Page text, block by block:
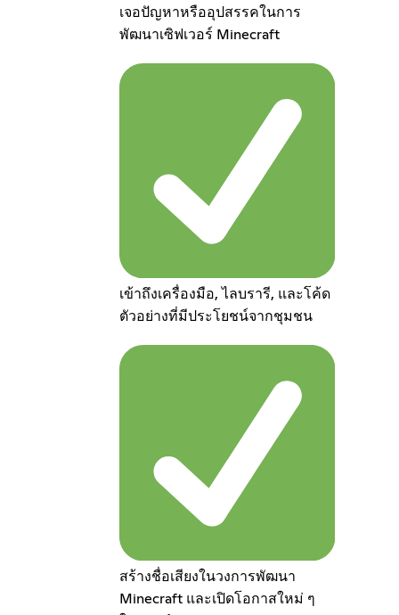
เจอปัญหาหรืออุปสรรคในการ
พัฒนาเซิฟเวอร์ Minecraft
เข้าถึงเครื่องมือ, ไลบรารี, และโค้ด
ตัวอย่างที่มีประโยชน์จากชุมชน
สร้างชื่อเสียงในวงการพัฒนา
Minecraft และเปิดโอกาสใหม่ ๆ